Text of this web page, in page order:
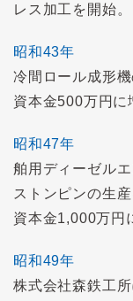
レス加工を開始。
昭和43年
冷間ロール成形機
資本金500万円に
昭和47年
舶用ディーゼル
ストンピンの生産
資本金1,000万円
昭和49年
株式会社森鉄工所